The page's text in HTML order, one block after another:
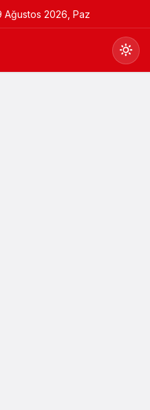
Ağustos 2026, Paz